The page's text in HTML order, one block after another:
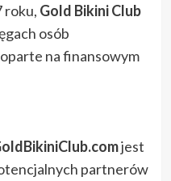
roku, Gold Bikini Club
osób
na finansowym
jest
partnerów